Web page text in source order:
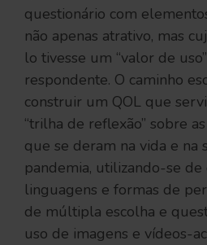
questionário com
não apenas atrativo, mas
lo tivesse um “valor de
respondente. O caminho
construir um QOL que
“trilha de reflexão” sobre
que se deram na vida e na
pandemia, utilizando-se
linguagens e formas de
de múltipla escolha e
uso de imagens e vídeos-